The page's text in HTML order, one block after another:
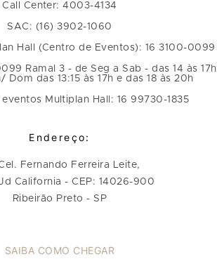
Call Center: 4003-4134
SAC: (16) 3902-1060
Hall (Centro de Eventos): 16 3100-0099
Ramal 3 - de Seg a Sab - das 14 às 17h
Dom das 13:15 às 17h e das 18 às 20h
Multiplan Hall: 16 99730-1835
Endereço:
Fernando Ferreira Leite,
California - CEP: 14026-900
Ribeirão Preto - SP
SAIBA COMO CHEGAR